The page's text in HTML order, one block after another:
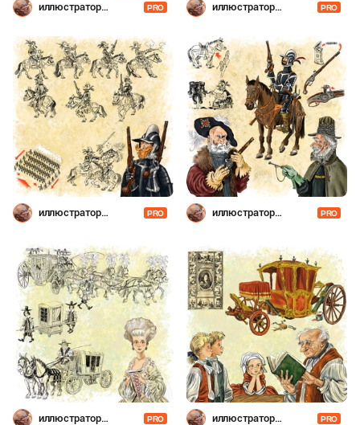
иллюстратор
PRO
иллюстратор
PRO
иллюстратор
PRO
иллюстратор
PRO
иллюстратор
PRO
иллюстратор
PRO